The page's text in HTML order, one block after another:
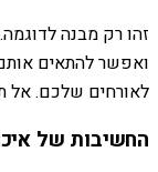
זהו רק מבנה
ואפשר להתאים
לאורחים שלכם. אל
החשיבות של